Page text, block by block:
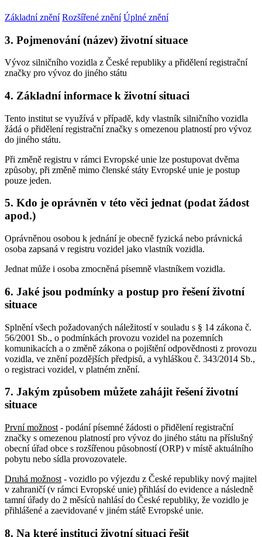
Základní znění Rozšířené znění Úplné znění
3. Pojmenování (název) životní situace
Vývoz silničního vozidla z České republiky a přidělení registrační
značky pro vývoz do jiného státu
4. Základní informace k životní situaci
Tento institut se využívá v případě, kdy vlastník silničního vozidla
žádá o přidělení registrační značky s omezenou platností pro vývoz
do jiného státu.
Při změně registru v rámci Evropské unie lze postupovat dvěma
způsoby, při změně mimo členské státy Evropské unie je postup
pouze jeden.
5. Kdo je oprávněn v této věci jednat (podat žádost
apod.)
Oprávněnou osobou k jednání je obecně fyzická nebo právnická
osoba zapsaná v registru vozidel jako vlastník vozidla.
Jednat může i osoba zmocněná písemně vlastníkem vozidla.
6. Jaké jsou podmínky a postup pro řešení životní
situace
Splnění všech požadovaných náležitostí v souladu s § 14 zákona č.
56/2001 Sb., o podmínkách provozu vozidel na pozemních
komunikacích a o změně zákona o pojištění odpovědnosti z provozu
vozidla, ve znění pozdějších předpisů, a vyhláškou č. 343/2014 Sb.,
o registraci vozidel, v platném znění.
7. Jakým způsobem můžete zahájit řešení životní
situace
První možnost - podání písemné žádosti o přidělení registrační
značky s omezenou platností pro vývoz do jiného státu na příslušný
obecní úřad obce s rozšířenou působností (ORP) v místě aktuálního
pobytu nebo sídla provozovatele.
Druhá možnost - vozidlo po výjezdu z České republiky nový majitel
v zahraničí (v rámci Evropské unie) přihlásí do evidence a následně
tamní úřady do 2 měsíců nahlásí do České republiky, že vozidlo je
přihlášené a zaevidované v jiném státě Evropské unie.
8. Na které instituci životní situaci řešit